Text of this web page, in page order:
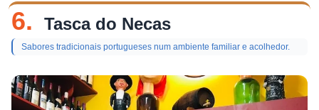
6. Tasca do Necas
Sabores tradicionais portugueses num ambiente familiar e acolhedor.